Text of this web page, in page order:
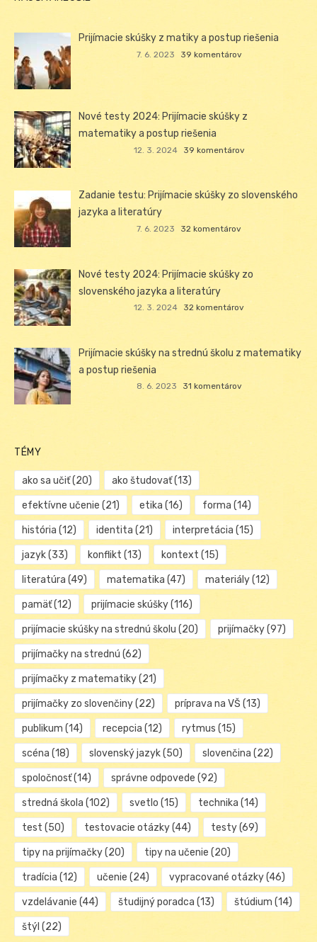
Prijímacie skúšky z matiky a postup riešenia
7. 6. 2023 39 komentárov
Nové testy 2024: Prijímacie skúšky z
matematiky a postup riešenia
12. 3. 2024 39 komentárov
Zadanie testu: Prijímacie skúšky zo slovenského
jazyka a literatúry
7. 6. 2023 32 komentárov
Nové testy 2024: Prijímacie skúšky zo
slovenského jazyka a literatúry
12. 3. 2024 32 komentárov
Prijímacie skúšky na strednú školu z matematiky
a postup riešenia
8. 6. 2023 31 komentárov
TÉMY
ako sa učiť(20) ako študovať(13)
efektívne učenie (21) etika (16) forma (14)
história (12) identita (21) interpretácia (15)
jazyk(33) konflikt (13) kontext (15)
literatúra (49) matematika (47) materiály(12)
pamäť(12) prijímacie skúšky(116)
prijímacie skúšky na strednú školu (20) prijímačky(97)
prijímačky na strednú (62)
prijímačky z matematiky(21)
prijímačky zo slovenčiny(22) príprava na VŠ (13)
publikum (14) recepcia (12) rytmus (15)
scéna (18) slovenský jazyk(50) slovenčina (22)
spoločnosť(14) správne odpovede (92)
stredná škola (102) svetlo (15) technika (14)
test (50) testovacie otázky(44) testy(69)
tipy na prijímačky(20) tipy na učenie (20)
tradícia (12) učenie (24) vypracované otázky(46)
vzdelávanie (44) študijný poradca (13) štúdium (14)
štýl (22)